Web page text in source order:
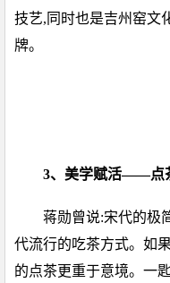
技艺,同时也是吉州窑文
牌。
3、美学赋活——点
蒋勋曾说:宋代的极
代流行的吃茶方式。如
的点茶更重于意境。一